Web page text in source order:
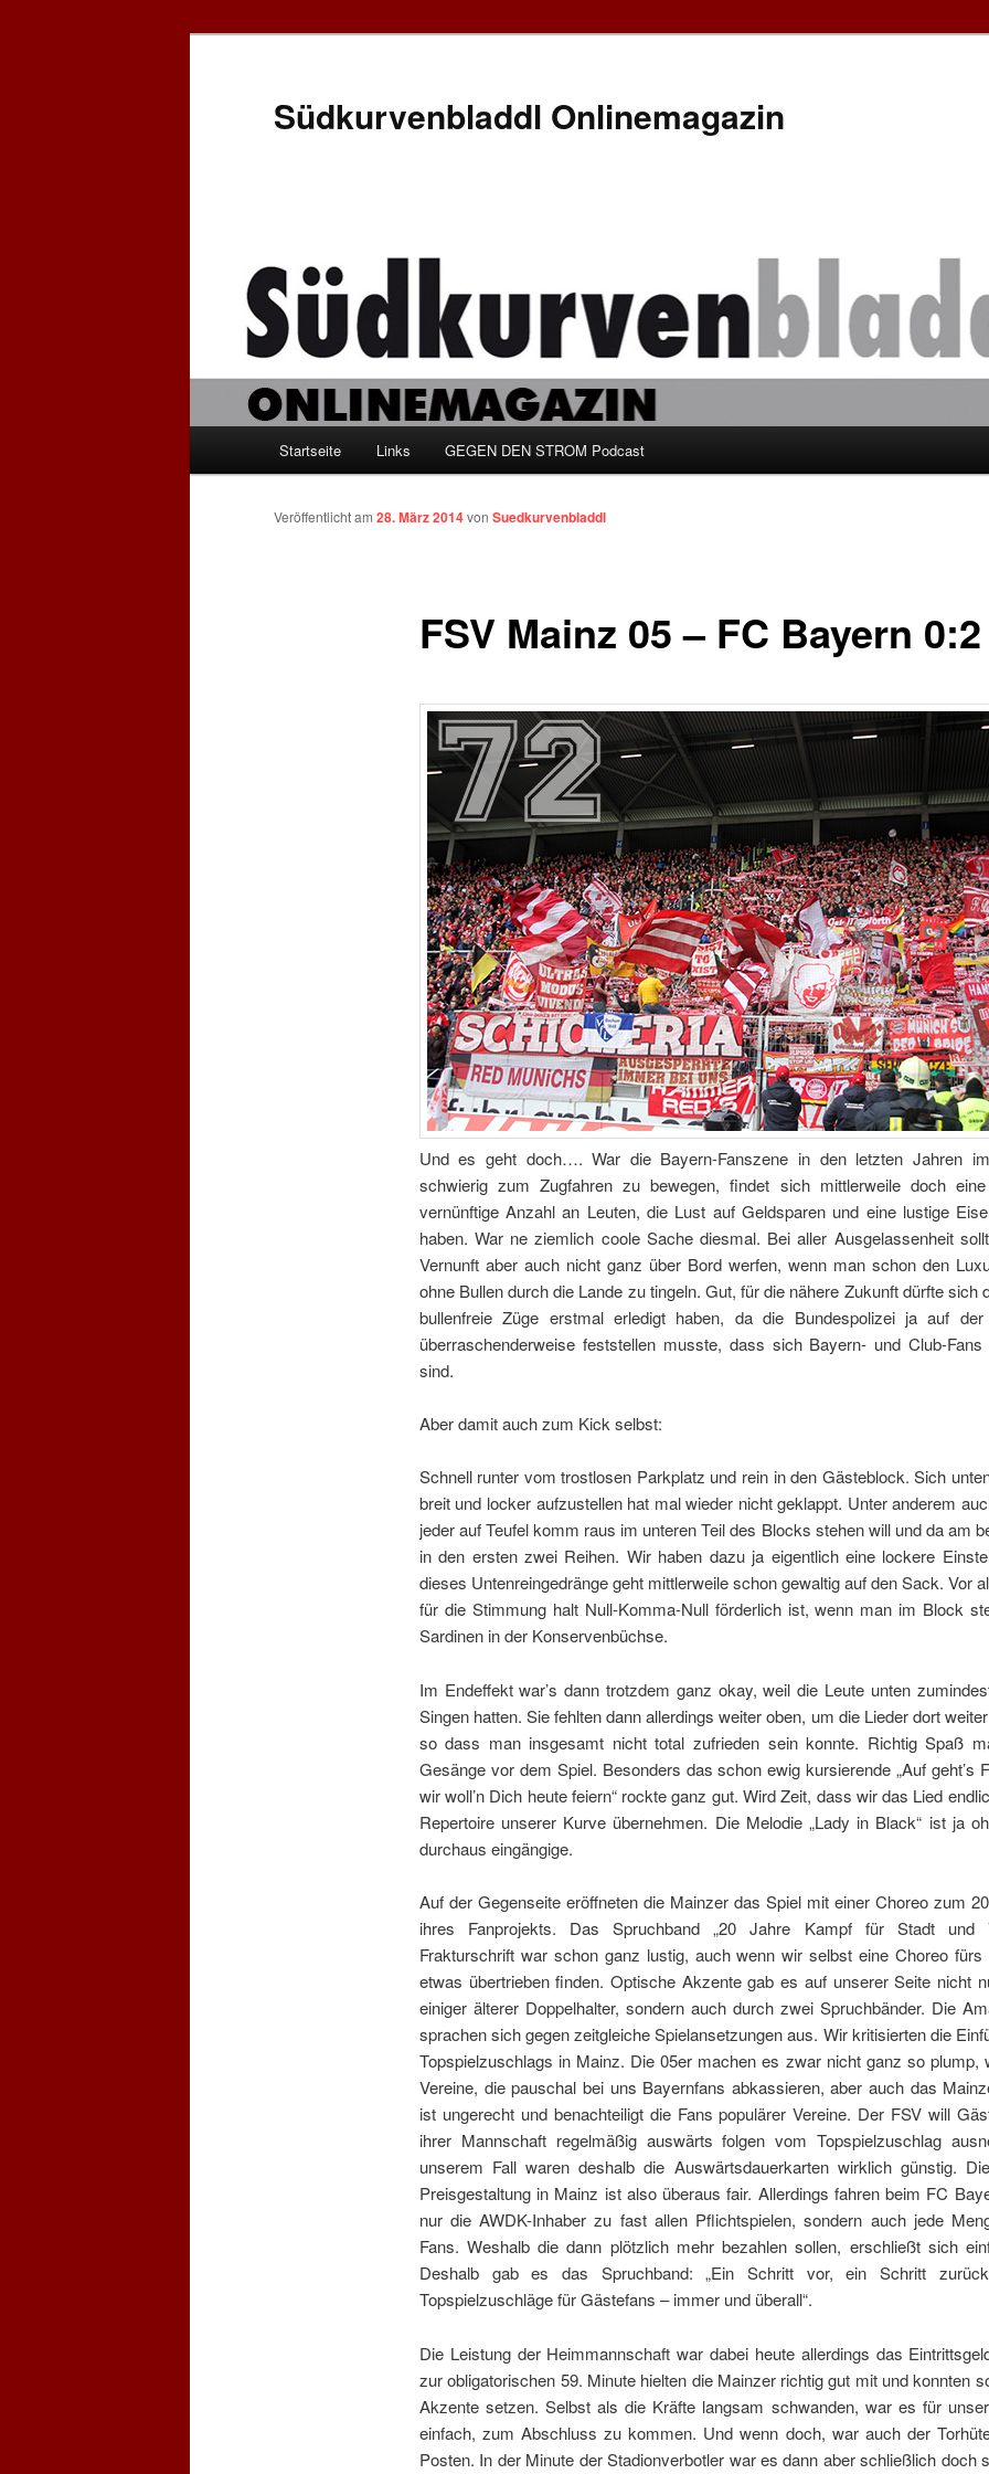
Südkurvenbladdl Onlinemagazin
Startseite Links GEGEN DEN STROM Podcast
FSV Mainz 05 – FC Bayern 0:2
Veröffentlicht am 28. März 2014von Suedkurvenbladdl
Und es geht doch…. War die Bayern-Fanszene in den letzten Jahren
schwierig zum Zugfahren zu bewegen, findet sich mittlerweile doch eine
vernünftige Anzahl an Leuten, die Lust auf Geldsparen und eine lustige
haben. War ne ziemlich coole Sache diesmal. Bei aller Ausgelassenheit
Vernunft aber auch nicht ganz über Bord werfen, wenn man schon den
ohne Bullen durch die Lande zu tingeln. Gut, für die nähere Zukunft dürfte sich
bullenfreie Züge erstmal erledigt haben, da die Bundespolizei ja auf der
überraschenderweise feststellen musste, dass sich Bayern- und Club-
sind.
Aber damit auch zum Kick selbst:
Schnell runter vom trostlosen Parkplatz und rein in den Gästeblock. Sich
breit und locker aufzustellen hat mal wieder nicht geklappt. Unter anderem
jeder auf Teufel komm raus im unteren Teil des Blocks stehen will und da am
in den ersten zwei Reihen. Wir haben dazu ja eigentlich eine lockere
dieses Untenreingedränge geht mittlerweile schon gewaltig auf den Sack. Vor
für die Stimmung halt Null-Komma-Null förderlich ist, wenn man im Block
Sardinen in der Konservenbüchse.
Im Endeffekt war’s dann trotzdem ganz okay, weil die Leute unten
Singen hatten. Sie fehlten dann allerdings weiter oben, um die Lieder dort
so dass man insgesamt nicht total zufrieden sein konnte. Richtig Spaß
Gesänge vor dem Spiel. Besonders das schon ewig kursierende „Auf geht’s
wir woll’n Dich heute feiern“ rockte ganz gut. Wird Zeit, dass wir das Lied
Repertoire unserer Kurve übernehmen. Die Melodie „Lady in Black“ ist ja
durchaus eingängige.
Auf der Gegenseite eröffneten die Mainzer das Spiel mit einer Choreo zum
ihres Fanprojekts. Das Spruchband „20 Jahre Kampf für Stadt und
Frakturschrift war schon ganz lustig, auch wenn wir selbst eine Choreo fürs
etwas übertrieben finden. Optische Akzente gab es auf unserer Seite nicht
einiger älterer Doppelhalter, sondern auch durch zwei Spruchbänder. Die
sprachen sich gegen zeitgleiche Spielansetzungen aus. Wir kritisierten die
Topspielzuschlags in Mainz. Die 05er machen es zwar nicht ganz so plump,
Vereine, die pauschal bei uns Bayernfans abkassieren, aber auch das
ist ungerecht und benachteiligt die Fans populärer Vereine. Der FSV will
ihrer Mannschaft regelmäßig auswärts folgen vom Topspielzuschlag
unserem Fall waren deshalb die Auswärtsdauerkarten wirklich günstig.
Preisgestaltung in Mainz ist also überaus fair. Allerdings fahren beim FC
nur die AWDK-Inhaber zu fast allen Pflichtspielen, sondern auch jede
Fans. Weshalb die dann plötzlich mehr bezahlen sollen, erschließt sich
Deshalb gab es das Spruchband: „Ein Schritt vor, ein Schritt
Topspielzuschläge für Gästefans – immer und überall“.
Die Leistung der Heimmannschaft war dabei heute allerdings das
zur obligatorischen 59. Minute hielten die Mainzer richtig gut mit und konnten
Akzente setzen. Selbst als die Kräfte langsam schwanden, war es für
einfach, zum Abschluss zu kommen. Und wenn doch, war auch der
Posten. In der Minute der Stadionverbotler war es dann aber schließlich doch